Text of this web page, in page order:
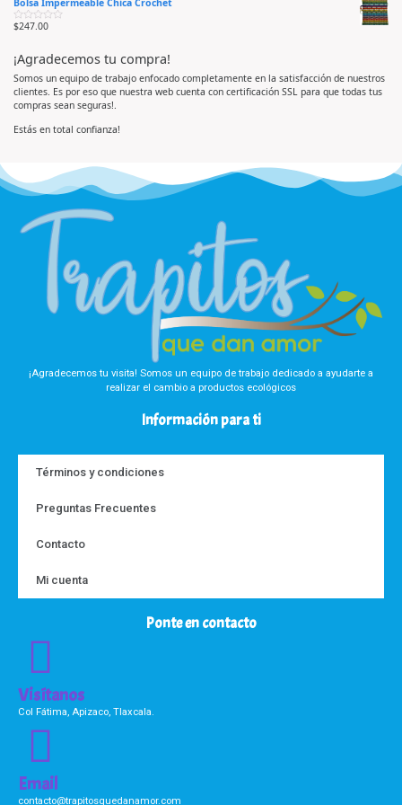
e
5
o
e
n
0
5
l
o
r
a
e
n
0
d
e
5
Bolsa Impermeable Chica Crochet
V
o
r
a
d
o
n
d
e
$247.00
¡Agradecemos tu compra!
Somos un equipo de trabajo enfocado completamente en la satisfacción de nuestros
clientes. Es por eso que nuestra web cuenta con certificación SSL para que todas tus
compras sean seguras!.
Estás en total confianza!
¡Agradecemos tu visita! Somos un equipo de trabajo dedicado a ayudarte a
realizar el cambio a productos ecológicos
Información para ti
Términos y condiciones
Preguntas Frecuentes
Contacto
Mi cuenta
Ponte en contacto
Visítanos
Col Fátima, Apizaco, Tlaxcala.
Email
contacto@trapitosquedanamor.com